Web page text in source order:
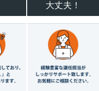
大丈夫！